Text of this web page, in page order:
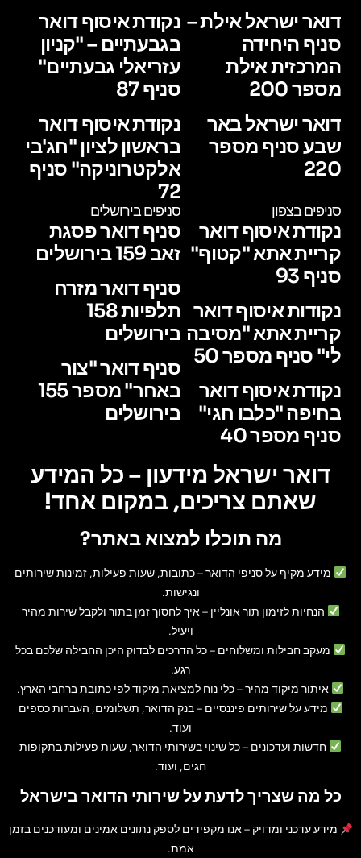
דואר ישראל אילת –
סניף היחידה
המרכזית אילת
מספר 200
דואר ישראל באר
שבע סניף מספר
220
נקודת איסוף דואר
בגבעתיים – "קניון
עזריאלי גבעתיים"
סניף 87
נקודת איסוף דואר
בראשון לציון "חג'בי
אלקטרוניקה" סניף
72
סניפים בצפון
נקודת איסוף דואר
קריית אתא "קטוף"
סניף 93
נקודות איסוף דואר
קריית אתא "מסיבה
לי" סניף מספר 50
נקודת איסוף דואר
בחיפה "כלבו חגי"
סניף מספר 40
סניפים בירושלים
סניף דואר פסגת
זאב 159 בירושלים
סניף דואר מזרח
תלפיות 158
בירושלים
סניף דואר "צור
באחר" מספר 155
בירושלים
דואר ישראל מידעון – כל המידע
שאתם צריכים, במקום אחד!
מה תוכלו למצוא באתר?
מידע מקיף על סניפי הדואר– כתובות, שעות פעילות, זמינות שירותים
ונגישות.
הנחיות לזימון תור אונליין – איך לחסוך זמן בתור ולקבל שירות מהיר
ויעיל.
מעקב חבילות ומשלוחים – כל הדרכים לבדוק היכן החבילה שלכם בכל
רגע.
איתור מיקוד מהיר– כלי נוח למציאת מיקוד לפי כתובת ברחבי הארץ.
מידע על שירותים פיננסיים – בנק הדואר, תשלומים, העברות כספים
ועוד.
חדשות ועדכונים – כל שינוי בשירותי הדואר, שעות פעילות בתקופות
חגים, ועוד.
כל מה שצריך לדעת על שירותי הדואר בישראל
מידע עדכני ומדויק– אנו מקפידים לספק נתונים אמינים ומעודכנים בזמן
אמת.